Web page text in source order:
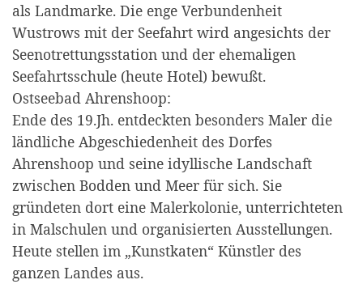
als Landmarke. Die enge Verbundenheit
Wustrows mit der Seefahrt wird angesichts der
Seenotrettungsstation und der ehemaligen
Seefahrtsschule (heute Hotel) bewußt.
Ostseebad Ahrenshoop:
Ende des 19.Jh. entdeckten besonders Maler die
ländliche Abgeschiedenheit des Dorfes
Ahrenshoop und seine idyllische Landschaft
zwischen Bodden und Meer für sich. Sie
gründeten dort eine Malerkolonie, unterrichteten
in Malschulen und organisierten Ausstellungen.
Heute stellen im „Kunstkaten“ Künstler des
ganzen Landes aus.